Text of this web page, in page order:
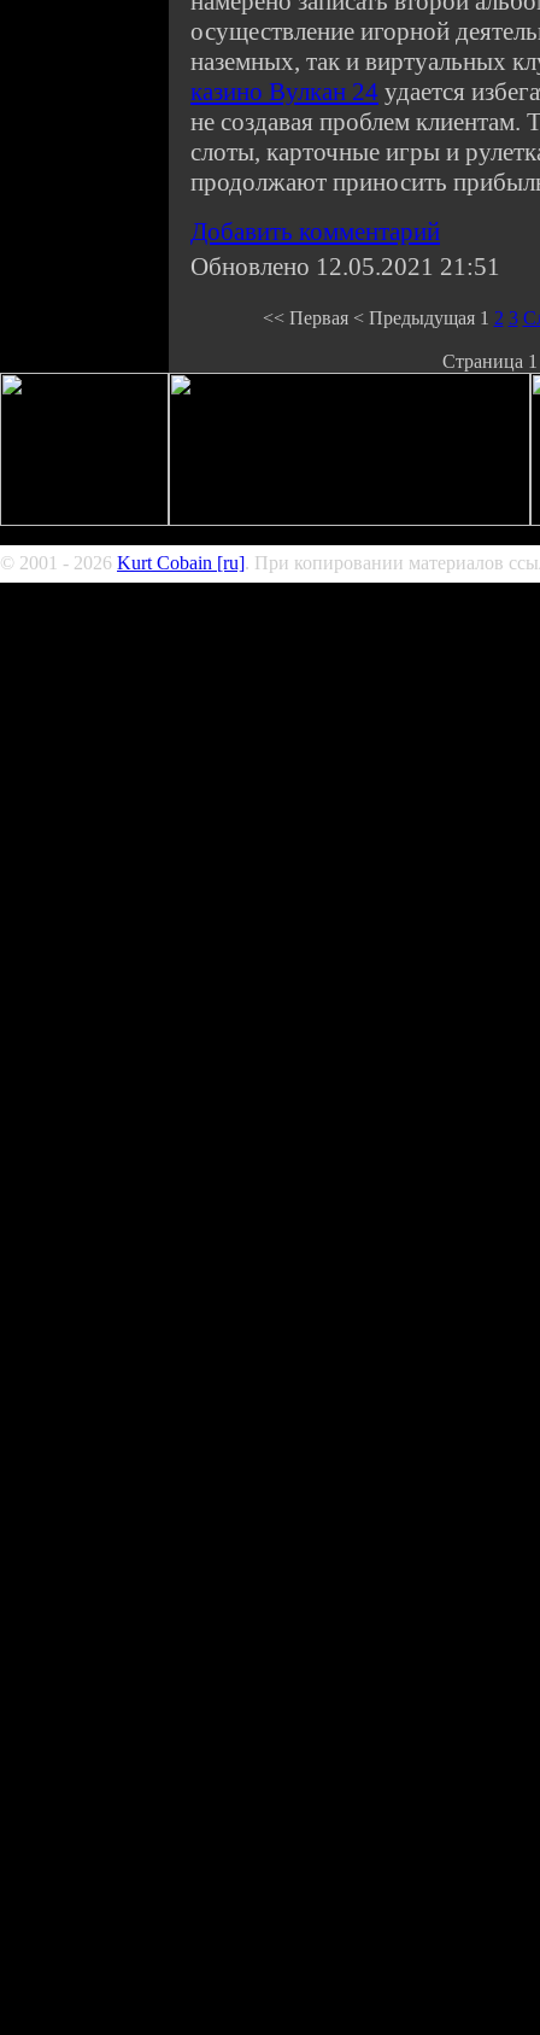
осуществление игорной
наземных, так и виртуальных
казино Вулкан 24 удается
не создавая проблем
слоты, карточные игры и
продолжают приносить
Добавить комментарий
Обновлено 12.05.2021 21:51
<< Первая< Предыдущая 1 2 3
Страница 1
© 2001 - 2026 Kurt Cobain [ru]. При копировании материалов